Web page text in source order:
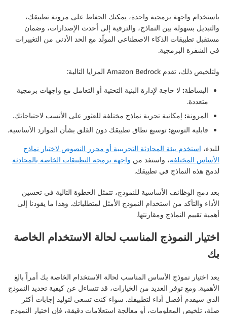
باستخدام واجهة برمجية واحدة، يمكنك الحفاظ على مرونة تطبيقك،
والتبديل بسهولة بين النماذج، والترقية إلى أحدث الإصدارات، وضمان
مستقبل تطبيقات الذكاء الاصطناعي المولّد مع الحد الأدنى من التغييرات
في الشفرة البرمجية.
ولتلخيص ذلك، تقدم Amazon Bedrock المزايا التالية:
البساطة: لا حاجة لإدارة البنية التحتية أو التعامل مع واجهات برمجية
متعددة.
المرونة: إمكانية تجربة نماذج مختلفة للعثور على الأنسب لاحتياجاتك.
قابلية التوسع: توسيع نطاق تطبيقك دون القلق بشأن الموارد الأساسية.
للبدء، استخدم بيئة المحادثة التجريبية أو محرر النصوص لاختبار نماذج
الأساس المختلفة، واستفد من واجهة برمجة التطبيقات الخاصة بالمحادثة
لدمج هذه النماذج في تطبيقك.
بعد دمج الوظائف الأساسية للنموذج، تتمثل الخطوة التالية في تحسين
الأداء والتأكد من استخدام النموذج الأمثل لمتطلباتك. وهذا ما يقودنا إلى
أهمية تقييم النماذج ومقارنتها.
اختيار النموذج المناسب لحالة الاستخدام الخاصة
بك
يعد اختيار نموذج الأساس المناسب لحالة الاستخدام الخاصة بك أمراً بالغ
الأهمية. ومع توفر العديد من الخيارات، قد تتساءل عن كيفية تحديد النموذج
الذي سيقدم أفضل أداء لتطبيقك. سواء كنت تسعى لتوليد إجابات أكثر
صلة، تلخيص المعلومات، أو معالجة استعلامات دقيقة، فإن اختيار النموذج